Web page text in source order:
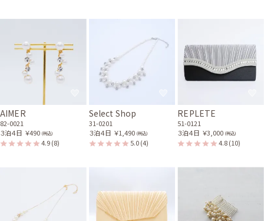
AIMER
82-0021
３泊４日 ￥490 (税込)
4.9(8)
Select Shop
31-0201
３泊４日 ￥1,490 (税込)
5.0(4)
REPLETE
51-0121
３泊４日 ￥3,000 (税込)
4.8(10)